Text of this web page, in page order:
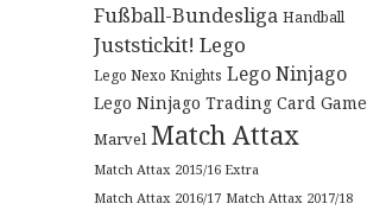
Fußball-Bundesliga Handball
Juststickit! Lego
Lego Nexo Knights Lego Ninjago
Lego Ninjago Trading Card Game
Marvel Match Attax
Match Attax 2015/16 Extra
Match Attax 2016/17 Match Attax 2017/18